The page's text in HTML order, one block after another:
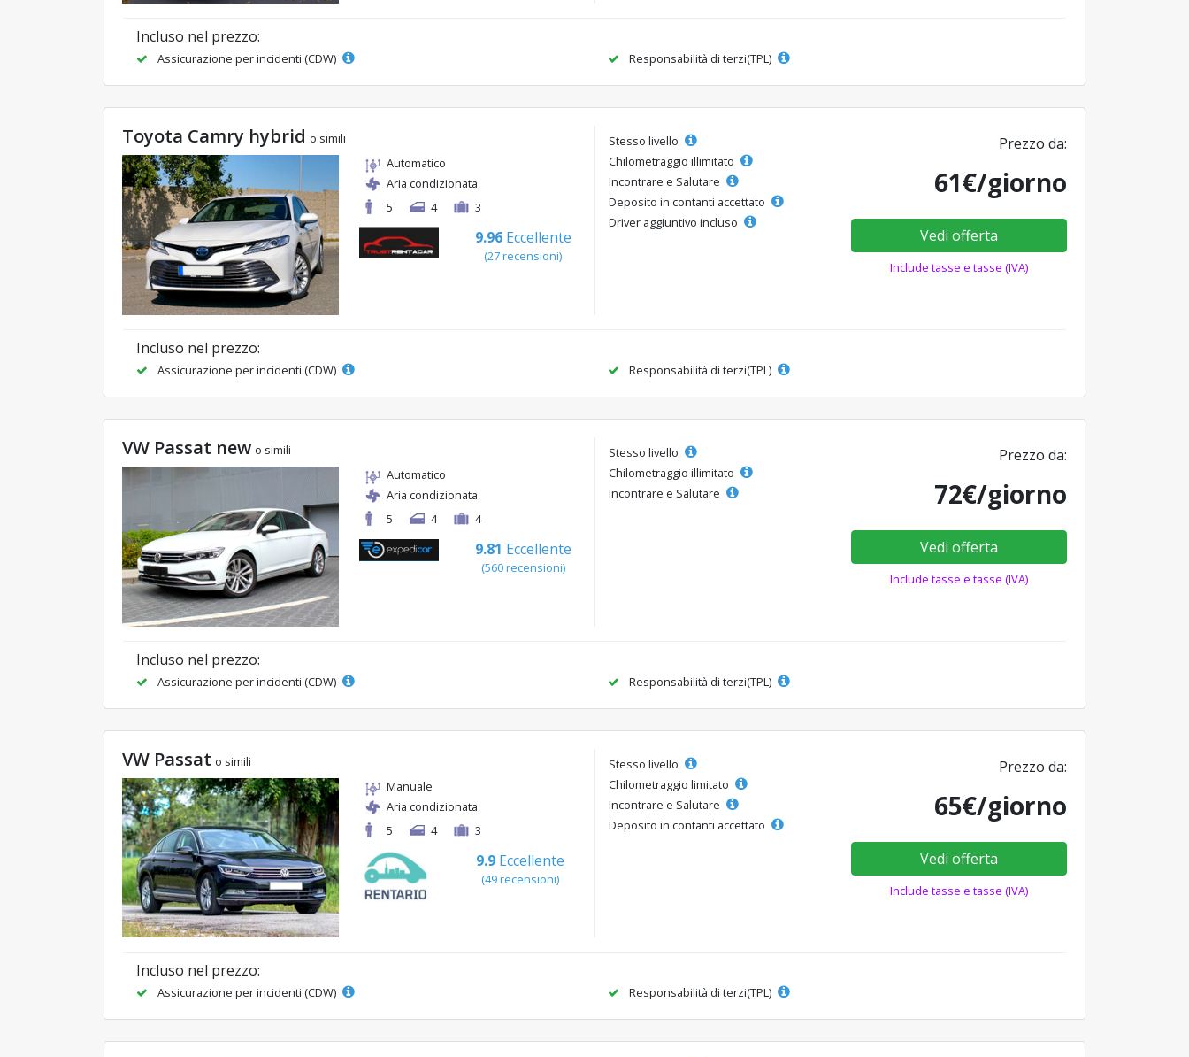
Incluso nel prezzo:
Assicurazione per incidenti (CDW) Responsabilità di terzi(TPL)
Toyota Camry hybrid o simili
Automatico
Aria condizionata
5
4 3
9.96 Eccellente
(27 recensioni)
Stesso livello
Chilometraggio illimitato
Incontrare e Salutare
Deposito in contanti accettato
Driver aggiuntivo incluso
Prezzo da:
61€/giorno
Vedi offerta
Include tasse e tasse (IVA)
Incluso nel prezzo:
Assicurazione per incidenti (CDW) Responsabilità di terzi(TPL)
VW Passat new o simili
Automatico
Aria condizionata
5
4 4
9.81 Eccellente
(560 recensioni)
Stesso livello
Chilometraggio illimitato
Incontrare e Salutare
Prezzo da:
72€/giorno
Vedi offerta
Include tasse e tasse (IVA)
Incluso nel prezzo:
Assicurazione per incidenti (CDW) Responsabilità di terzi(TPL)
VW Passat o simili
Manuale
Aria condizionata
5
4 3
9.9 Eccellente
(49 recensioni)
Stesso livello
Chilometraggio limitato
Incontrare e Salutare
Deposito in contanti accettato
Prezzo da:
65€/giorno
Vedi offerta
Include tasse e tasse (IVA)
Incluso nel prezzo:
Assicurazione per incidenti (CDW) Responsabilità di terzi(TPL)